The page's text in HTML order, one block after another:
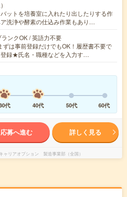
ットを培養室に入れたり出したりする作
洗浄や酵素の仕込み作業もあり…
ンクOK / 英語力不要
は事前登録だけでもOK！履歴書不要で
録★氏名・職種などを入力す…
代 40代 50代 60代
応募へ進む 詳しく見る
ャリアオプション 製造事業部（全国）